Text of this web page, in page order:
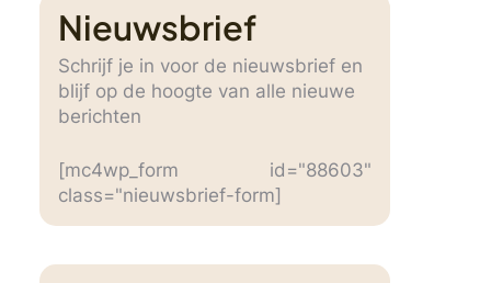
Nieuwsbrief
Schrijf je in voor de nieuwsbrief en
blijf op de hoogte van alle nieuwe
berichten
[mc4wp_form id="88603"
class="nieuwsbrief-form]